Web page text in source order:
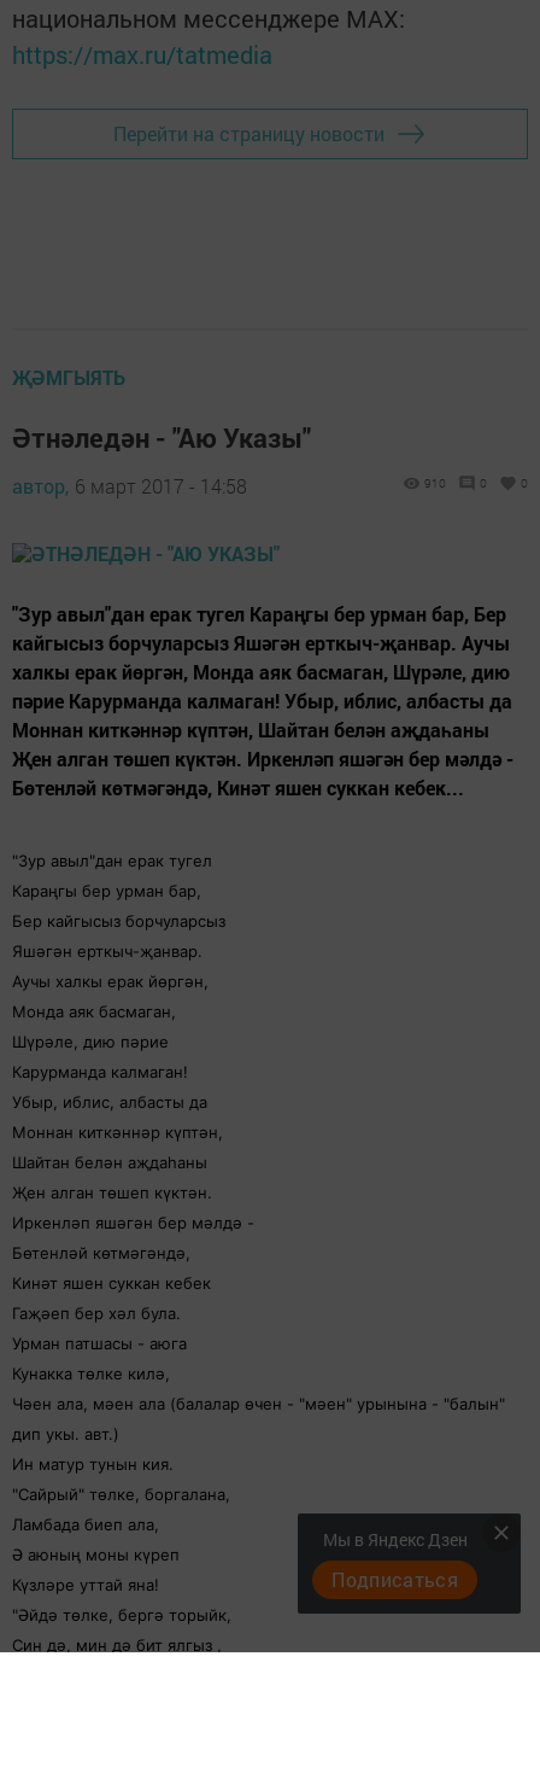
национальном мессенджере MАХ:
https://max.ru/tatmedia
Перейти на страницу новости
ҖӘМГЫЯТЬ
Әтнәледән - "Аю Указы"
автор, 6 март 2017 - 14:58 910 0 0
"Зур авыл"дан ерак тугел Караңгы бер урман бар, Бер
кайгысыз борчуларсыз Яшәгән ерткыч-җанвар. Аучы
халкы ерак йөргән, Монда аяк басмаган, Шүрәле, дию
пәрие Карурманда калмаган! Убыр, иблис, албасты да
Моннан киткәннәр күптән, Шайтан белән аҗдаһаны
Җен алган төшеп күктән. Иркенләп яшәгән бер мәлдә -
Бөтенләй көтмәгәндә, Кинәт яшен суккан кебек...
"Зур авыл"дан ерак тугел
Караңгы бер урман бар,
Бер кайгысыз борчуларсыз
Яшәгән ерткыч-җанвар.
Аучы халкы ерак йөргән,
Монда аяк басмаган,
Шүрәле, дию пәрие
Карурманда калмаган!
Убыр, иблис, албасты да
Моннан киткәннәр күптән,
Шайтан белән аҗдаһаны
Җен алган төшеп күктән.
Иркенләп яшәгән бер мәлдә -
Бөтенләй көтмәгәндә,
Кинәт яшен суккан кебек
Гаҗәеп бер хәл була.
Урман патшасы - аюга
Кунакка төлке килә,
Чәен ала, мәен ала (балалар өчен - "мәен" урынына - "балын"
дип укы. авт.)
Ин матур тунын кия.
"Сайрый" төлке, боргалана,
Ламбада биеп ала,
Ә аюның моны күреп
Күзләре уттай яна!
"Әйдә төлке, бергә торыйк,
Син дә, мин дә бит ялгыз ,
Мы в Яндекс Дзен
Подписаться